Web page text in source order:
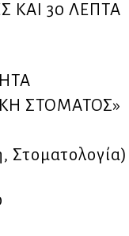
ΚΑΙ 30 ΛΕΠΤΑ
ΣΤΟΜΑΤΟΣ»
Στοματολογία)